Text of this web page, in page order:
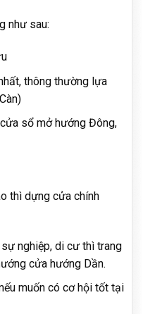
như sau:
thông thường lựa
sổ mở hướng Đông,
thì dựng cửa chính
nghiệp, di cư thì trang
cửa hướng Dần.
muốn có cơ hội tốt tại